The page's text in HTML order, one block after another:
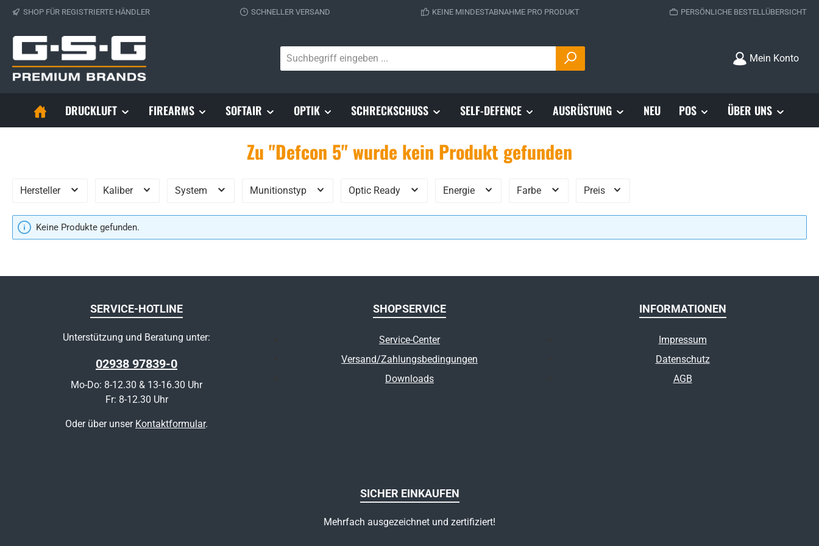
Hauptinhalt springen
Zur Suche springen
Zur Hauptnavigation springen
SHOP FÜR REGISTRIERTE HÄNDLER SCHNELLER VERSAND KEINE MINDESTABNAHME PRO PRODUKT PERSÖNLICHE BESTELLÜBERSICHT
Mein Konto
DRUCKLUFT FIREARMS SOFTAIR OPTIK SCHRECKSCHUSS SELF-DEFENCE AUSRÜSTUNG NEU POS ÜBER UNS
Zu "Defcon 5" wurde kein Produkt gefunden
Hersteller Kaliber System Munitionstyp Optic Ready Energie Farbe Preis
Es werden 0 Produkte angezeigt.
Keine Produkte gefunden.
SERVICE-HOTLINE
Unterstützung und Beratung unter:
02938 97839-0
Mo-Do: 8-12.30 & 13-16.30 Uhr
Fr: 8-12.30 Uhr
Oder über unser Kontaktformular.
SHOPSERVICE
Service-Center
Versand/Zahlungsbedingungen
Downloads
INFORMATIONEN
Impressum
Datenschutz
AGB
SICHER EINKAUFEN
Mehrfach ausgezeichnet und zertifiziert!